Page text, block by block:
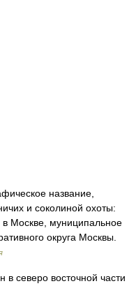
название,
и соколиной охоты:
Москве, муниципальное
округа Москвы.
в северо восточной части